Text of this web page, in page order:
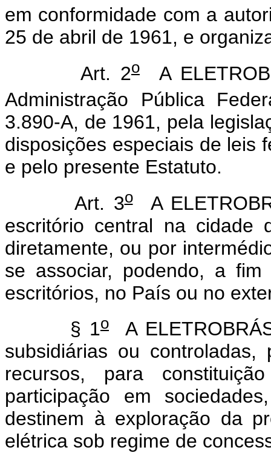
em conformidade com a
25 de abril de 1961, e
Art. 2oA
Administração Pública
3.890-A, de 1961, pela
disposições especiais de leis
e pelo presente Estatuto.
Art. 3oA
escritório central na
diretamente, ou por
se associar, podendo, a
escritórios, no País ou no
§ 1o A
subsidiárias ou
recursos, para
participação em
destinem à exploração da
elétrica sob regime de